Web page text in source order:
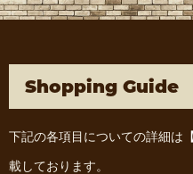
Shopping Guide
下記の各項目についての詳細は
載しております。